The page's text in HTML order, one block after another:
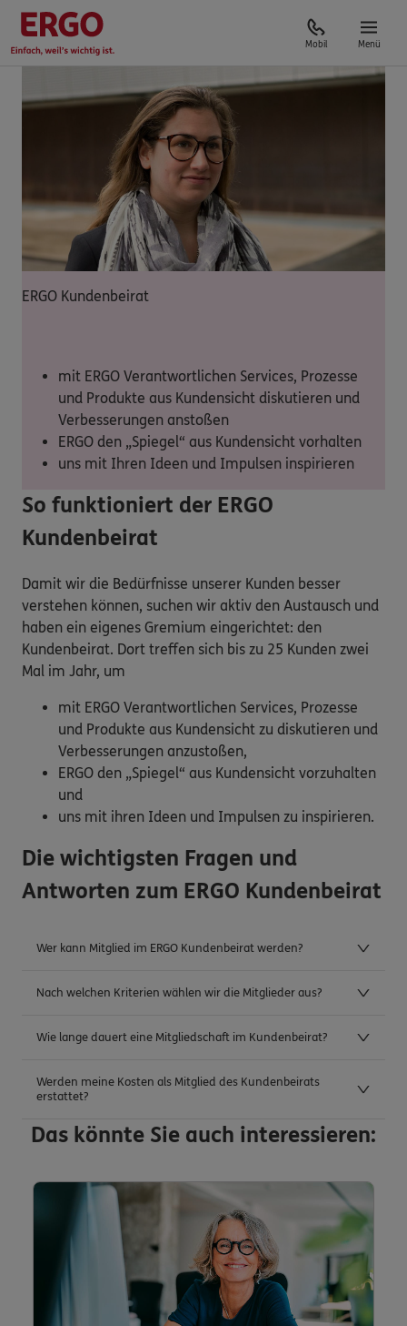
Mobil Menü
ERGO Kundenbeirat
mit ERGO Verantwortlichen Services, Prozesse
und Produkte aus Kundensicht diskutieren und
Verbesserungen anstoßen
ERGO den „Spiegel“ aus Kundensicht vorhalten
uns mit Ihren Ideen und Impulsen inspirieren
So funktioniert der ERGO
Kundenbeirat
Damit wir die Bedürfnisse unserer Kunden besser
verstehen können, suchen wir aktiv den Austausch und
haben ein eigenes Gremium eingerichtet: den
Kundenbeirat. Dort treffen sich bis zu 25 Kunden zwei
Mal im Jahr, um
mit ERGO Verantwortlichen Services, Prozesse
und Produkte aus Kundensicht zu diskutieren und
Verbesserungen anzustoßen,
ERGO den „Spiegel“ aus Kundensicht vorzuhalten
und
uns mit ihren Ideen und Impulsen zu inspirieren.
Die wichtigsten Fragen und
Antworten zum ERGO Kundenbeirat
Wer kann Mitglied im ERGO Kundenbeirat werden?
Nach welchen Kriterien wählen wir die Mitglieder aus?
Wie lange dauert eine Mitgliedschaft im Kundenbeirat?
Werden meine Kosten als Mitglied des Kundenbeirats
erstattet?
Das könnte Sie auch interessieren: